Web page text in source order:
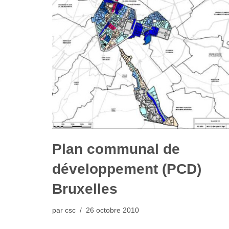
Plan communal de
développement (PCD)
Bruxelles
par csc 26 octobre 2010